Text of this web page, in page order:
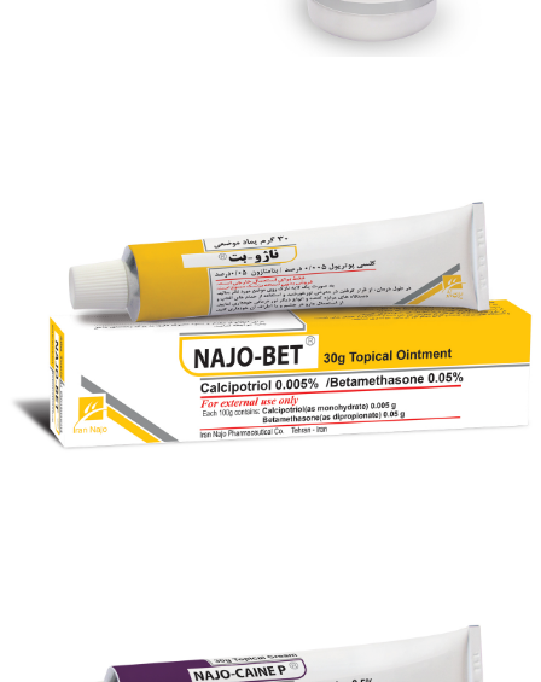
ژل موضعی ناژو- بت ® (کلسی پوتریول / بتامتازون)
بزرگنمایی توضیحات بیشتر